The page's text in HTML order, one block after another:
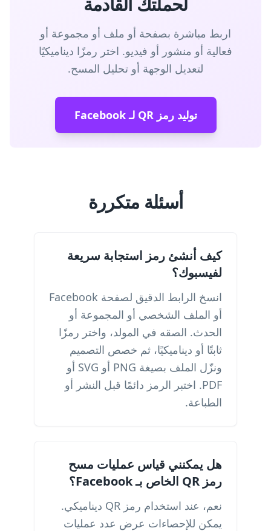
اربط مباشرة بصفحة أو ملف أو مجموعة أو
فعالية أو منشور أو فيديو. اختر رمزًا ديناميكيًا
لتعديل الوجهة أو تحليل المسح.
توليد رمز QR لـ Facebook
أسئلة متكررة
كيف أنشئ رمز استجابة سريعة
لفيسبوك؟
انسخ الرابط الدقيق لصفحة Facebook
أو الملف الشخصي أو المجموعة أو
الحدث. الصقه في المولد، واختر رمزًا
ثابتًا أو ديناميكيًا، ثم خصص التصميم
ونزّل الملف بصيغة PNG أو SVG أو
PDF. اختبر الرمز دائمًا قبل النشر أو
الطباعة.
هل يمكنني قياس عمليات مسح
رمز QR الخاص بـ Facebook؟
نعم، عند استخدام رمز QR ديناميكي.
يمكن للإحصاءات عرض عدد عمليات